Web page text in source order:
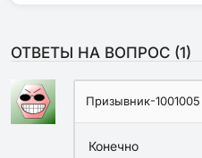
ОТВЕТЫ НА ВОПРОС (1)
Призывник-1001005
Конечно